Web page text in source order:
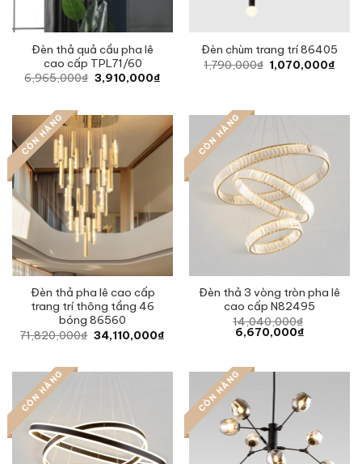
Đèn thả quả cầu pha lê
cao cấp TPL71/60
6,965,000₫ Original
price
3,910,000₫Current
Đèn chùm trang trí 86405
1,790,000₫ Original
price
1,070,000₫
CÒN HÀNG
Đèn thả pha lê cao cấp
trang trí thông tầng 46
bóng 86560
71,820,000₫ Original
price
34,110,000₫Current
34,110,000₫.
CÒN HÀNG
Đèn thả 3 vòng tròn pha lê
cao cấp N82495
14,040,000₫
Original
price
6,670,000₫Current
CÒN HÀNG CÒN HÀNG